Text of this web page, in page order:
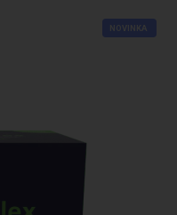
NOVINKA